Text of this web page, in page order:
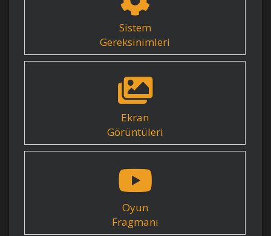
Sistem
Gereksinimleri
Ekran
Görüntüleri
Oyun
Fragmanı